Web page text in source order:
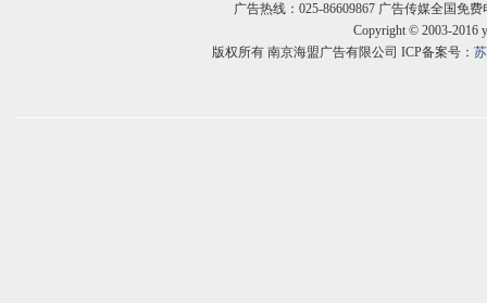
广告热线：025-86609867 广告传媒全国免费
Copyright © 2003-2016
版权所有 南京海盟广告有限公司 ICP备案号：